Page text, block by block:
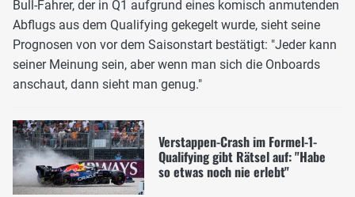
Bull-Fahrer, der in Q1 aufgrund eines komisch anmutenden
Abflugs aus dem Qualifying gekegelt wurde, sieht seine
Prognosen von vor dem Saisonstart bestätigt: "Jeder kann
seiner Meinung sein, aber wenn man sich die Onboards
anschaut, dann sieht man genug."
Verstappen-Crash im Formel-1-
Qualifying gibt Rätsel auf: "Habe
so etwas noch nie erlebt"